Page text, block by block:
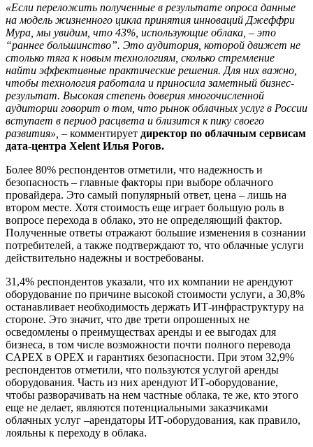
«Если переложить полученные в результате опроса данные
на модель жизненного цикла принятия инноваций Джеффри
Мура, мы увидим, что 43%, использующие облака, – это
“раннее большинство”. Это аудитория, которой движет не
столько тяга к новым технологиям, сколько стремление
найти эффективные практические решения. Для них важно,
чтобы технология работала и приносила заметный бизнес-
результат. Высокая степень доверия многочисленной
аудитории говорит о том, что рынок облачных услуг в России
вступает в период расцвета и близится к пику своего
развития», – комментирует директор по облачным сервисам
дата-центра Xelent Илья Рогов.
Более 80% респондентов отметили, что надежность и
безопасность – главные факторы при выборе облачного
провайдера. Это самый популярный ответ, цена – лишь на
втором месте. Хотя стоимость еще играет большую роль в
вопросе перехода в облако, это не определяющий фактор.
Полученные ответы отражают большие изменения в сознании
потребителей, а также подтверждают то, что облачные услуги
действительно надежны и востребованы.
31,4% респондентов указали, что их компании не арендуют
оборудование по причине высокой стоимости услуги, а 30,8%
останавливает необходимость держать ИТ-инфраструктуру на
стороне. Это значит, что две трети опрошенных не
осведомлены о преимуществах аренды и ее выгодах для
бизнеса, в том числе возможности почти полного перевода
CAPEX в OPEX и гарантиях безопасности. При этом 32,9%
респондентов отметили, что пользуются услугой аренды
оборудования. Часть из них арендуют ИТ-оборудование,
чтобы разворачивать на нем частные облака, те же, кто этого
еще не делает, являются потенциальными заказчиками
облачных услуг –арендаторы ИТ-оборудования, как правило,
лояльны к переходу в облака.